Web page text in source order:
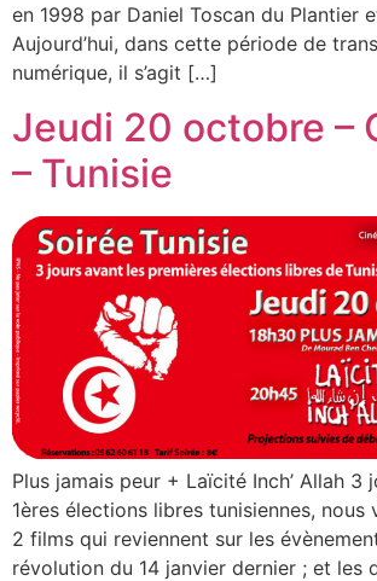
en 1998 par Daniel Toscan du Plantier
Aujourd’hui, dans cette période de
numérique, il s’agit […]
Jeudi 20 octobre –
– Tunisie
Plus jamais peur + Laïcité Inch’ Allah 3
1ères élections libres tunisiennes, nous
2 films qui reviennent sur les
révolution du 14 janvier dernier ; et les